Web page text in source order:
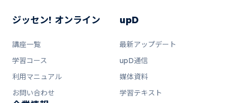
ジッセン! オンライン
講座一覧
学習コース
利用マニュアル
お問い合わせ
upD
最新アップデート
upD通信
媒体資料
学習テキスト